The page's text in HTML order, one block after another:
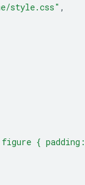
style.css" ,
figure {